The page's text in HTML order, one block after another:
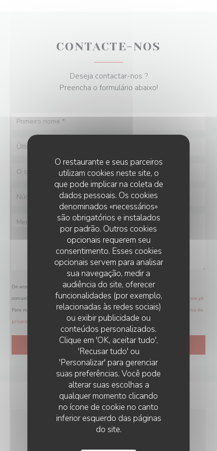
O restaurante e seus parceiros
utilizam cookies neste site, o
que pode implicar na coleta de
dados pessoais. Os cookies
denominados «necessários»
são obrigatórios e instalados
por padrão. Outros cookies
opcionais requerem seu
consentimento. Esses cookies
opcionais servem para analisar
sua navegação, medir a
audiência do site, oferecer
funcionalidades (por exemplo,
relacionadas às redes sociais)
ou exibir publicidade ou
conteúdos personalizados.
Clique em 'OK, aceitar tudo',
'Recusar tudo' ou
'Personalizar' para gerenciar
suas preferências. Você pode
alterar suas escolhas a
qualquer momento clicando
no ícone de cookie no canto
inferior esquerdo das páginas
do site.
CONTACTE-NOS
Deseja contactar-nos ?
Preencha o formulário abaixo!
De acordo com a legislação de proteção de dados, tem o direito de se opor a
comunicações de marketing. Pode registar-se na Lista Robinson através de
robinson.pt.
Para mais informações sobre o tratamento dos seus dados, consulte a nossa
política de
privacidade
INFORMAÇÕES GERAIS